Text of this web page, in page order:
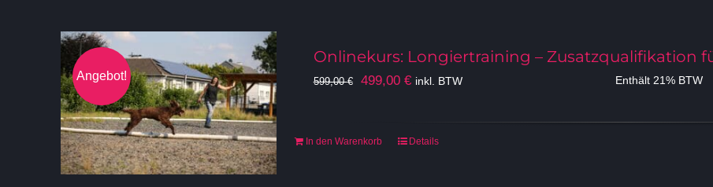
Angebot!
Onlinekurs: Longiertraining – Zusatzqualifikation
599,00€
Ursprünglicher
499,00 €Aktueller
inkl. BTW Enthält 21% BTW
In den Warenkorb Details